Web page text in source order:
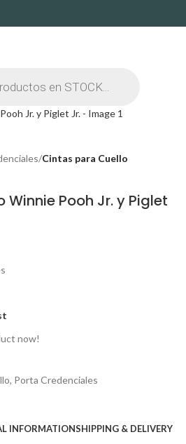
Cintas para Cuello
Pooh Jr. y Piglet
now!
, Porta Credenciales
INFORMATIONSHIPPING & DELIVERY